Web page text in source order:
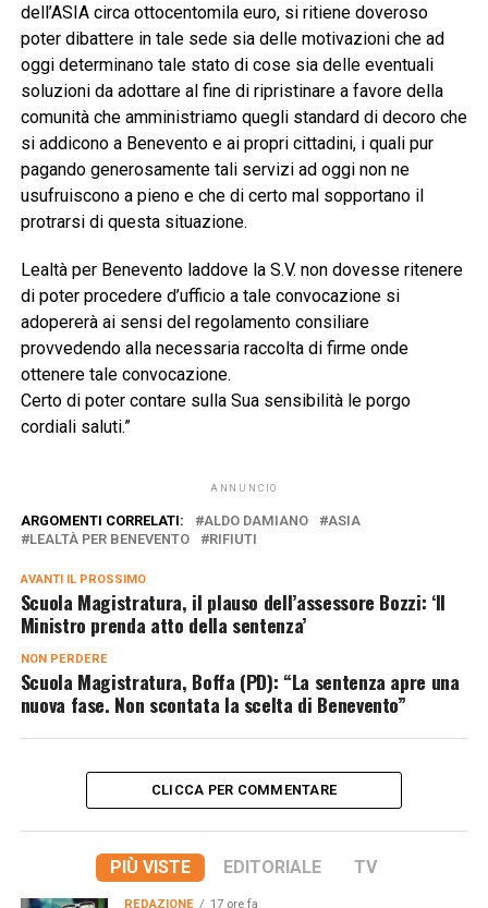
dell’ASIA circa ottocentomila euro, si ritiene doveroso
poter dibattere in tale sede sia delle motivazioni che ad
oggi determinano tale stato di cose sia delle eventuali
soluzioni da adottare al fine di ripristinare a favore della
comunità che amministriamo quegli standard di decoro che
si addicono a Benevento e ai propri cittadini, i quali pur
pagando generosamente tali servizi ad oggi non ne
usufruiscono a pieno e che di certo mal sopportano il
protrarsi di questa situazione.
Lealtà per Benevento laddove la S.V. non dovesse ritenere
di poter procedere d’ufficio a tale convocazione si
adopererà ai sensi del regolamento consiliare
provvedendo alla necessaria raccolta di firme onde
ottenere tale convocazione.
Certo di poter contare sulla Sua sensibilità le porgo
cordiali saluti.”
ANNUNCIO
ARGOMENTI CORRELATI: ALDO DAMIANO
ASIA
LEALTÀ PER BENEVENTO
RIFIUTI
AVANTI IL ​​PROSSIMO
Scuola Magistratura, il plauso dell’assessore Bozzi: ‘Il
Ministro prenda atto della sentenza’
NON PERDERE
Scuola Magistratura, Boffa (PD): “La sentenza apre una
nuova fase. Non scontata la scelta di Benevento”
CLICCA PER COMMENTARE
PIÙ VISTE EDITORIALE TV
REDAZIONE 17 ore fa